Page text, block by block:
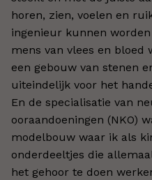
horen, zien, voelen en
ingenieur kunnen
mens van vlees en bloed
een gebouw van stenen
uiteindelijk voor het
En de specialisatie van
ooraandoeningen (NKO)
modelbouw waar ik als
onderdeeltjes die
het gehoor te doen